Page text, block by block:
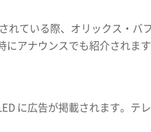
れている際、オリックス・バ
アナウンスでも紹介されます
に広告が掲載されます。テ